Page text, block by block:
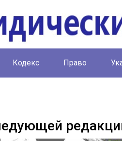
Кодекс Право